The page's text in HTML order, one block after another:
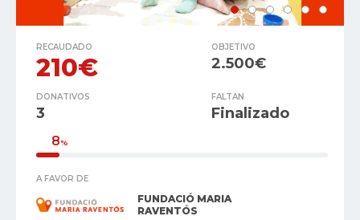
RECAUDADO
210€
OBJETIVO
2.500€
DONATIVOS
3
FALTAN
Finalizado
8%
A FAVOR DE
FUNDACIÓ MARIA
RAVENTÓS